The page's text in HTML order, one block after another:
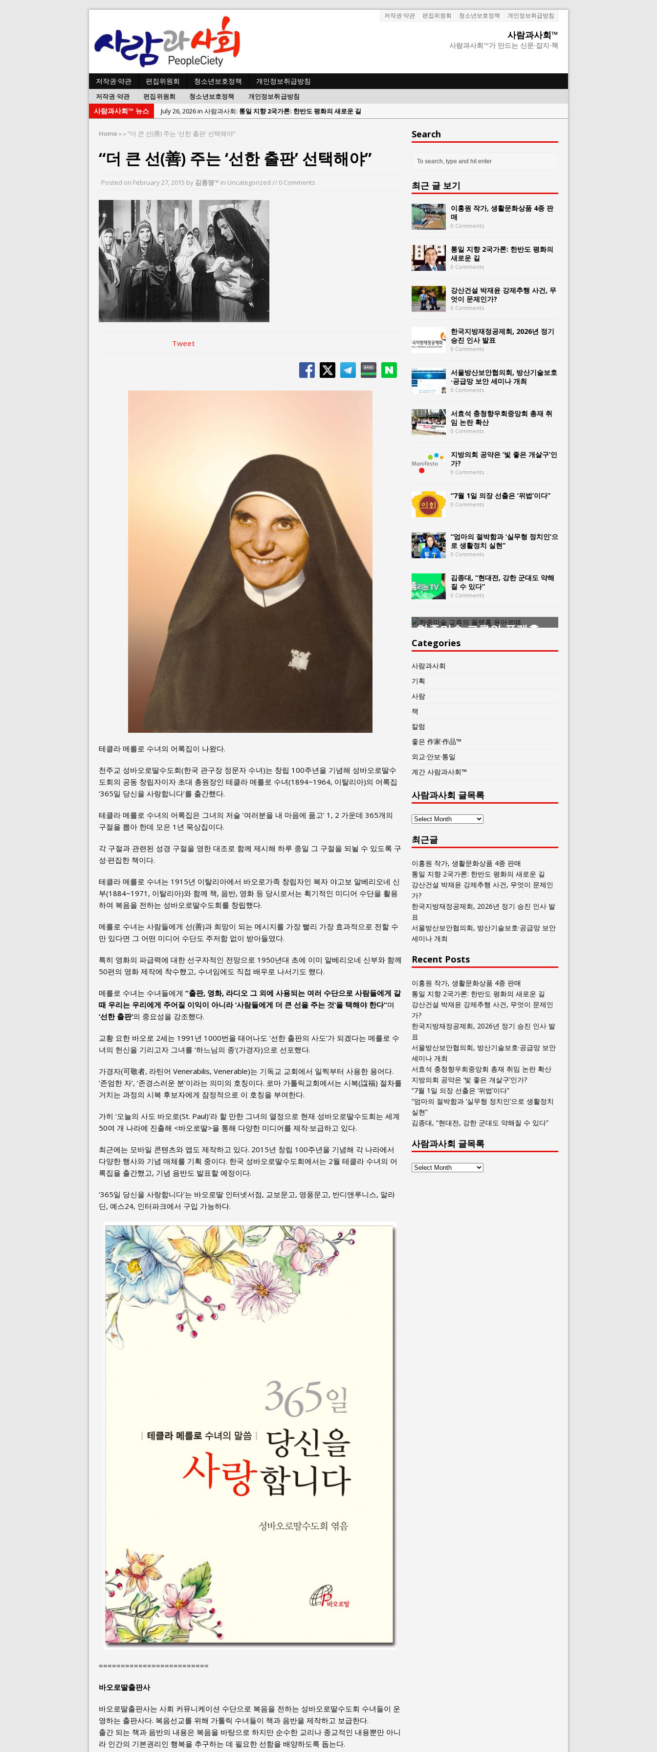
저작권·약관 편집위원회 청소년보호정책 개인정보취급방침
사람과사회™
사람과사회™가 만드는 신문·잡지·책
저작권·약관 편집위원회 청소년보호정책 개인정보취급방침
저작권·약관 편집위원회 청소년보호정책 개인정보취급방침
사람과사회™ 뉴스 July 26, 2026 in 사람과사회: 통일 지향 2국가론: 한반도 평화의 새로운 길
July 23, 2026 in 사람과사회: 강산건설 박재윤 강제추행 사건, 무엇이 문제인가?
June 22, 2026 in 사람과사회: 서효석 충청향우회중앙회 총재 취임 논란 확산
June 2, 2026 in 사람과사회:“7월 1일 의장 선출은 ‘위법’이다”
May 27, 2026 in 사람과사회:“엄마의 절박함과 ‘실무형 정치인’으로 생활정치 실현”
May 23, 2026 in 사람과사회:김종대, “현대전, 강한 군대도 약해질 수 있다”
August 3, 2026 in 사람과사회:이홍원 작가, 생활문화상품 4종 판매
Home »»“더 큰 선(善) 주는 ‘선한 출판’ 선택해야”
“더 큰 선(善) 주는 ‘선한 출판’ 선택해야”
Posted on February 27, 2015 by 김종영™ in Uncategorized // 0 Comments
Tweet
테클라 메를로 수녀의 어록집이 나왔다.
천주교 성바오로딸수도회(한국 관구장 정문자 수녀)는 창립 100주년을 기념해 성바오로딸수
도회의 공동 창립자이자 초대 총원장인 테클라 메를로 수녀(1894~1964, 이탈리아)의 어록집
‘365일 당신을 사랑합니다’를 출간했다.
테클라 메를로 수녀의 어록집은 그녀의 저술 ‘여러분을 내 마음에 품고’ 1, 2 가운데 365개의
구절을 뽑아 한데 모은 1년 묵상집이다.
각 구절과 관련된 성경 구절을 영한 대조로 함께 제시해 하루 종일 그 구절을 되뇔 수 있도록 구
성·편집한 책이다.
테클라 메를로 수녀는 1915년 이탈리아에서 바오로가족 창립자인 복자 야고보 알베리오네 신
부(1884~1971, 이탈리아)와 함께 책, 음반, 영화 등 당시로서는 획기적인 미디어 수단을 활용
하여 복음을 전하는 성바오로딸수도회를 창립했다.
메를로 수녀는 사람들에게 선(善)과 희망이 되는 메시지를 가장 빨리 가장 효과적으로 전할 수
만 있다면 그 어떤 미디어 수단도 주저함 없이 받아들였다.
특히 영화의 파급력에 대한 선구자적인 전망으로 1950년대 초에 이미 알베리오네 신부와 함께
50편의 영화 제작에 착수했고, 수녀임에도 직접 배우로 나서기도 했다.
메를로 수녀는 수녀들에게 “출판, 영화, 라디오 그 외에 사용되는 여러 수단으로 사람들에게 갈
때 우리는 우리에게 주어질 이익이 아니라 ‘사람들에게 더 큰 선을 주는 것’을 택해야 한다”며
‘선한 출판’의 중요성을 강조했다.
교황 요한 바오로 2세는 1991년 1000번을 태어나도 ‘선한 출판의 사도’가 되겠다는 메를로 수
녀의 헌신을 기리고자 그녀를 ‘하느님의 종’(가경자)으로 선포했다.
가경자(可敬者, 라틴어 Venerabilis, Venerable)는 기독교 교회에서 일찍부터 사용한 용어다.
‘존엄한 자’, ‘존경스러운 분’이라는 의미의 호칭이다. 로마 가톨릭교회에서는 시복(諡福) 절차를
거치는 과정의 시복 후보자에게 잠정적으로 이 호칭을 부여한다.
가히 ‘오늘의 사도 바오로(St. Paul)’라 할 만한 그녀의 열정으로 현재 성바오로딸수도회는 세계
50여 개 나라에 진출해 <바오로딸>을 통해 다양한 미디어를 제작·보급하고 있다.
최근에는 모바일 콘텐츠와 앱도 제작하고 있다. 2015년 창립 100주년을 기념해 각 나라에서
다양한 행사와 기념 매체를 기획 중이다. 한국 성바오로딸수도회에서는 2월 테클라 수녀의 어
록집을 출간했고, 기념 음반도 발표할 예정이다.
‘365일 당신을 사랑합니다’는 바오로딸 인터넷서점, 교보문고, 영풍문고, 반디앤루니스, 알라
딘, 예스24, 인터파크에서 구입 가능하다.
=========================
바오로딸출판사
바오로딸출판사는 사회 커뮤니케이션 수단으로 복음을 전하는 성바오로딸수도회 수녀들이 운
영하는 출판사다. 복음선교를 위해 가톨릭 수녀들이 책과 음반을 제작하고 보급한다.
출간 되는 책과 음반의 내용은 복음을 바탕으로 하지만 순수한 교리나 종교적인 내용뿐만 아니
라 인간의 기본권리인 행복을 추구하는 데 필요한 선함을 배양하도록 돕는다.
Search
최근 글 보기
이홍원 작가, 생활문화상품 4종 판
매
0 Comments
통일 지향 2국가론: 한반도 평화의
새로운 길
0 Comments
강산건설 박재윤 강제추행 사건, 무
엇이 문제인가?
0 Comments
한국지방재정공제회, 2026년 정기
승진 인사 발표
0 Comments
서울방산보안협의회, 방산기술보호
·공급망 보안 세미나 개최
0 Comments
서효석 충청향우회중앙회 총재 취
임 논란 확산
0 Comments
지방의회 공약은 ‘빛 좋은 개살구’인
가?
0 Comments
“7월 1일 의장 선출은 ‘위법’이다”
0 Comments
“엄마의 절박함과 ‘실무형 정치인’으
로 생활정치 실현”
0 Comments
김종대, “현대전, 강한 군대도 약해
질 수 있다”
0 Comments
한중미술 교류의 플랫홈
윤아르떼
한중미술 교류의 플랫홈
윤아르떼
Categories
사람과사회
기획
사람
책
칼럼
좋은 作家·作品™
외교·안보·통일
계간 사람과사회™
사람과사회 글목록
사
과
사
회
글
목
록
최근글
이홍원 작가, 생활문화상품 4종 판매
통일 지향 2국가론: 한반도 평화의 새로운 길
강산건설 박재윤 강제추행 사건, 무엇이 문제인
가?
한국지방재정공제회, 2026년 정기 승진 인사 발
표
서울방산보안협의회, 방산기술보호·공급망 보안
세미나 개최
Recent Posts
이홍원 작가, 생활문화상품 4종 판매
통일 지향 2국가론: 한반도 평화의 새로운 길
강산건설 박재윤 강제추행 사건, 무엇이 문제인
가?
한국지방재정공제회, 2026년 정기 승진 인사 발
표
서울방산보안협의회, 방산기술보호·공급망 보안
세미나 개최
서효석 충청향우회중앙회 총재 취임 논란 확산
지방의회 공약은 ‘빛 좋은 개살구’인가?
“7월 1일 의장 선출은 ‘위법’이다”
“엄마의 절박함과 ‘실무형 정치인’으로 생활정치
실현”
김종대, “현대전, 강한 군대도 약해질 수 있다”
사람과사회 글목록
사